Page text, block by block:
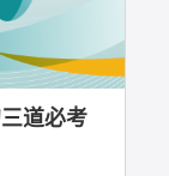
学中级服务